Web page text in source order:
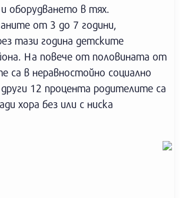
оборудването в тях.
от 3 до 7 години,
тази година детските
На повече от половината от
са в неравностойно социално
12 процента родителите са
хора без или с ниска